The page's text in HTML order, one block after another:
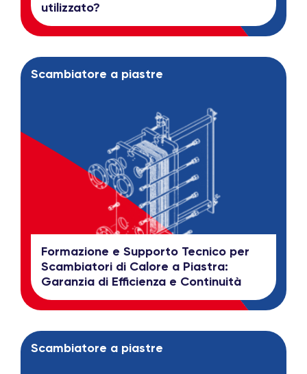
utilizzato?
Scambiatore a piastre
Formazione e Supporto Tecnico per
Scambiatori di Calore a Piastra:
Garanzia di Efficienza e Continuità
Scambiatore a piastre